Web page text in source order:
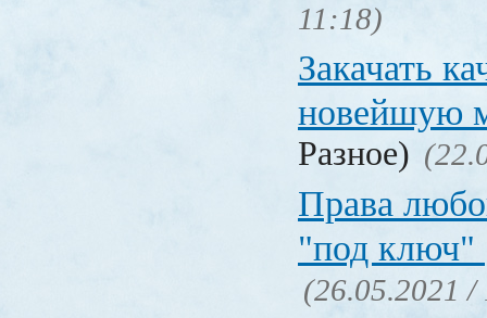
11:18)
Закачать
новейшую
Разное)
Права
"под ключ"
(26.05.2021 /